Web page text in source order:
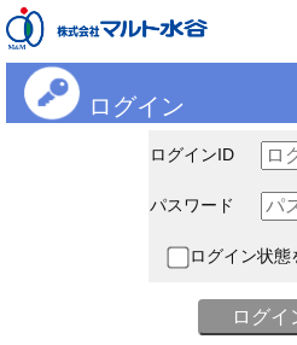
ログイン
ログインID
パスワード
ログイン状態